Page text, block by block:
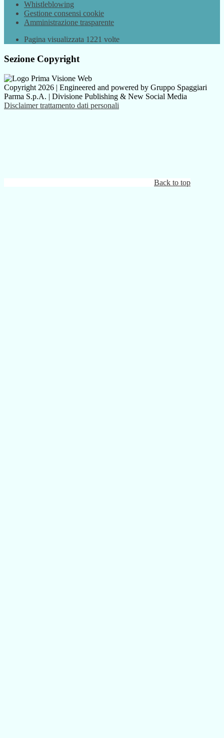
Whistleblowing
Gestione consensi cookie
Amministrazione trasparente
Pagina visualizzata 1221 volte
Sezione Copyright
Copyright 2026 | Engineered and powered by Gruppo Spaggiari
Parma S.p.A. | Divisione Publishing & New Social Media
Disclaimer trattamento dati personali
Back to top